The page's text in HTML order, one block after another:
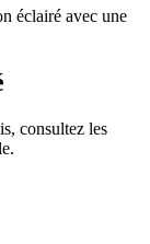
éclairé avec une
, consultez les
.